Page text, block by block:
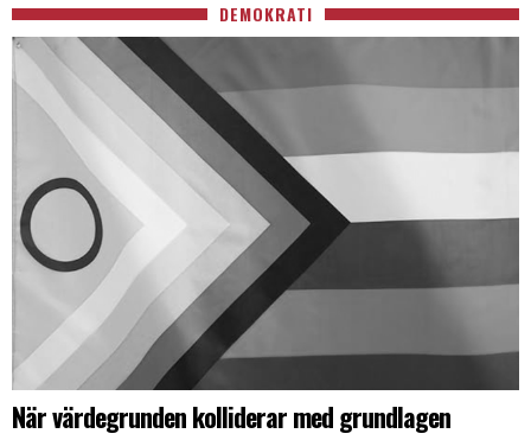
DEMOKRATI
När värdegrunden kolliderar med grundlagen